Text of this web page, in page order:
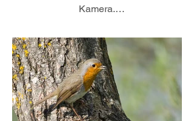
Kamera.
Von bunten Gartenvögeln über zarte
Schmetterlinge, schillernden Libellen
und anderen Wirbellosen bis hin zu
meinem naturnahen Teich und
prächtigen Pflanzen – jedes Bild
erzählt seine eigene Geschichte.